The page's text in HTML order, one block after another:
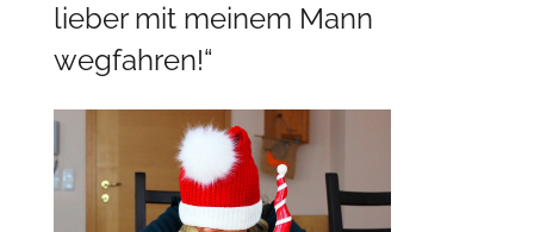
lieber mit meinem Mann
wegfahren!“